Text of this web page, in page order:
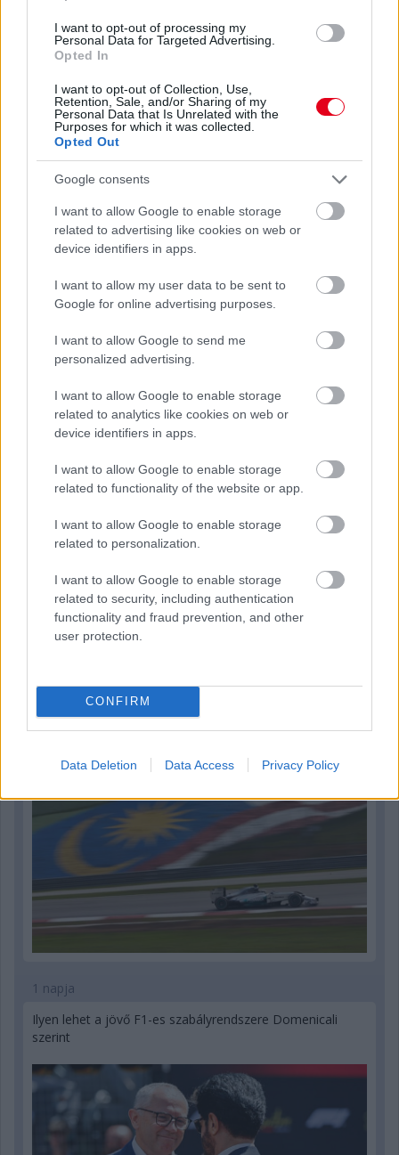
I want to opt-out of processing my
Personal Data for Targeted Advertising.
Opted In
I want to opt-out of Collection, Use,
Retention, Sale, and/or Sharing of my
Personal Data that Is Unrelated with the
Purposes for which it was collected.
Opted Out
Google consents
I want to allow Google to enable storage
related to advertising like cookies on web or
device identifiers in apps.
I want to allow my user data to be sent to
Google for online advertising purposes.
I want to allow Google to send me
personalized advertising.
I want to allow Google to enable storage
related to analytics like cookies on web or
device identifiers in apps.
I want to allow Google to enable storage
related to functionality of the website or app.
I want to allow Google to enable storage
related to personalization.
I want to allow Google to enable storage
related to security, including authentication
functionality and fraud prevention, and other
user protection.
CONFIRM
Data Deletion Data Access Privacy Policy
Hallgasd meg a Formula Podcast
Kövess minket a Facebookon
Parc Fermé
Hakkinen megtartaná a Norris-Piastri párost a
McLarennél, nem borítaná fel Verstappenért
Megvan, mikor kezdődik az F1-es Bahreini Nagydíj
Malajziában
1 napja
Ilyen lehet a jövő F1-es szabályrendszere Domenicali
szerint